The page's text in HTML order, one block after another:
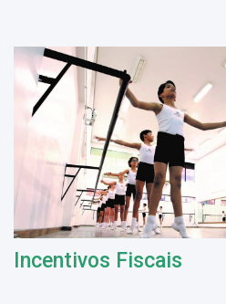
Incentivos Fiscais